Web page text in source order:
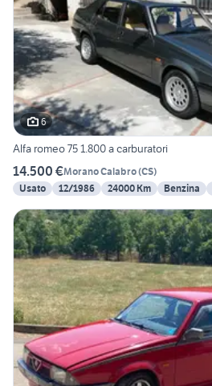
6
Alfa romeo 75 1.800 a carburatori
14.500 €Morano Calabro(CS)
Usato
12/1986 24000 Km Benzina